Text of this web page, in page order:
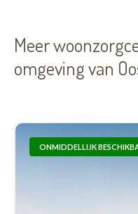
Meer
omgeving van
ONMIDDELLIJK